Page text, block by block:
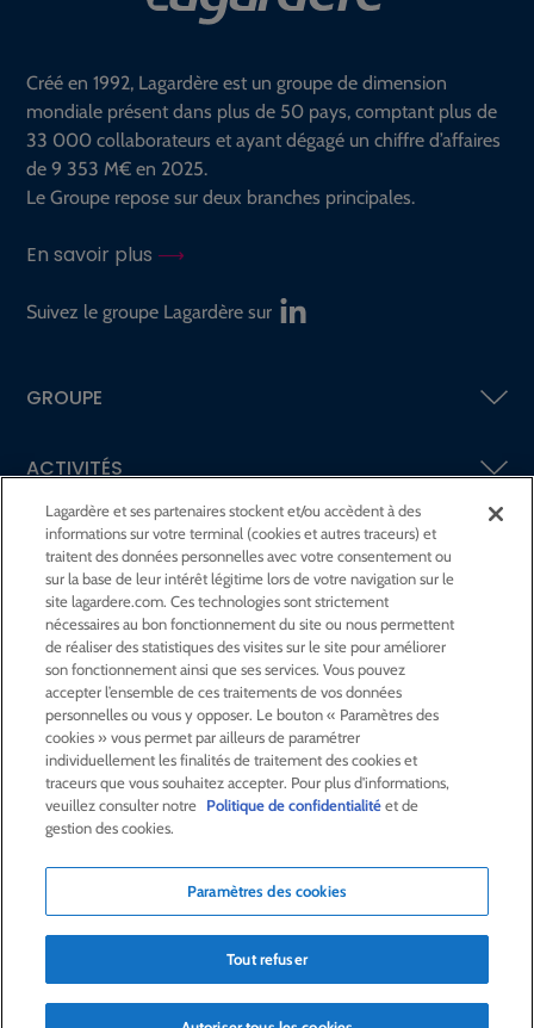
Créé en 1992, Lagardère est un groupe de dimension
mondiale présent dans plus de 50 pays, comptant plus de
33 000 collaborateurs et ayant dégagé un chiffre d’affaires
de 9 353 M€ en 2025.
Le Groupe repose sur deux branches principales.
En savoir plus
Suivez le groupe Lagardère sur
GROUPE
ACTIVITÉS
ACTIONNAIRES &INVESTISSEURS
LA RSECHEZ LAGARDÈRE
LA FONDATIONJEAN‑LUC LAGARDÈRE
CENTRE PRESSE
NOUS REJOINDRE
Alerte e-mail
Commande de publication
Plan du site
Nous contacter
Mentions légales
Politique de confidentialité
Déclaration d’accessibilité
Lagardère et ses partenaires stockent et/ou accèdent à des
informations sur votre terminal (cookies et autres traceurs) et
traitent des données personnelles avec votre consentement ou
sur la base de leur intérêt légitime lors de votre navigation sur le
site lagardere.com. Ces technologies sont strictement
nécessaires au bon fonctionnement du site ou nous permettent
de réaliser des statistiques des visites sur le site pour améliorer
son fonctionnement ainsi que ses services. Vous pouvez
accepter l’ensemble de ces traitements de vos données
personnelles ou vous y opposer. Le bouton « Paramètres des
cookies » vous permet par ailleurs de paramétrer
individuellement les finalités de traitement des cookies et
traceurs que vous souhaitez accepter. Pour plus d'informations,
veuillez consulter notre Politique de confidentialitéet de
gestion des cookies.
Paramètres des cookies
Tout refuser